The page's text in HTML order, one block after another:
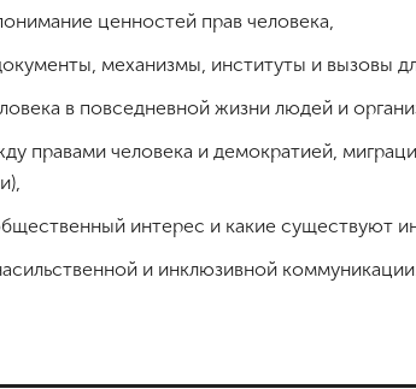
ценностей прав человека,
механизмы, институты и вызовы
в повседневной жизни людей и
правами человека и демократией,
интерес и какие существуют
и инклюзивной